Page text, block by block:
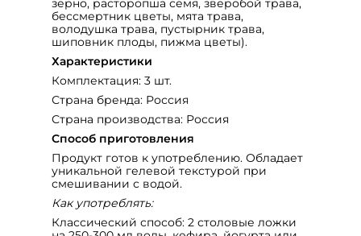
зерно, расторопша семя, зверобой трава,
бессмертник цветы, мята трава,
володушка трава, пустырник трава,
шиповник плоды, пижма цветы).
Характеристики
Комплектация: 3 шт.
Страна бренда: Россия
Страна производства: Россия
Способ приготовления
Продукт готов к употреблению. Обладает
уникальной гелевой текстурой при
смешивании с водой.
Как употреблять:
Классический способ: 2 столовые ложки